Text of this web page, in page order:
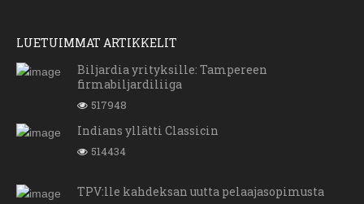
LUETUIMMAT ARTIKKELIT
Biljardia yrityksille: Tampereen
firmabiljardiliiga
517948
Indians yllätti Classicin
514434
TPV:lle kahdeksan uutta pelaajasopimusta